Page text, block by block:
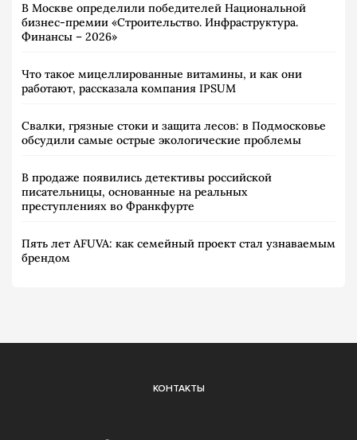
В Москве определили победителей Национальной
бизнес-премии «Строительство. Инфраструктура.
Финансы – 2026»
Что такое мицеллированные витамины, и как они
работают, рассказала компания IPSUM
Свалки, грязные стоки и защита лесов: в Подмосковье
обсудили самые острые экологические проблемы
В продаже появились детективы российской
писательницы, основанные на реальных
преступлениях во Франкфурте
Пять лет AFUVA: как семейный проект стал узнаваемым
брендом
КОНТАКТЫ